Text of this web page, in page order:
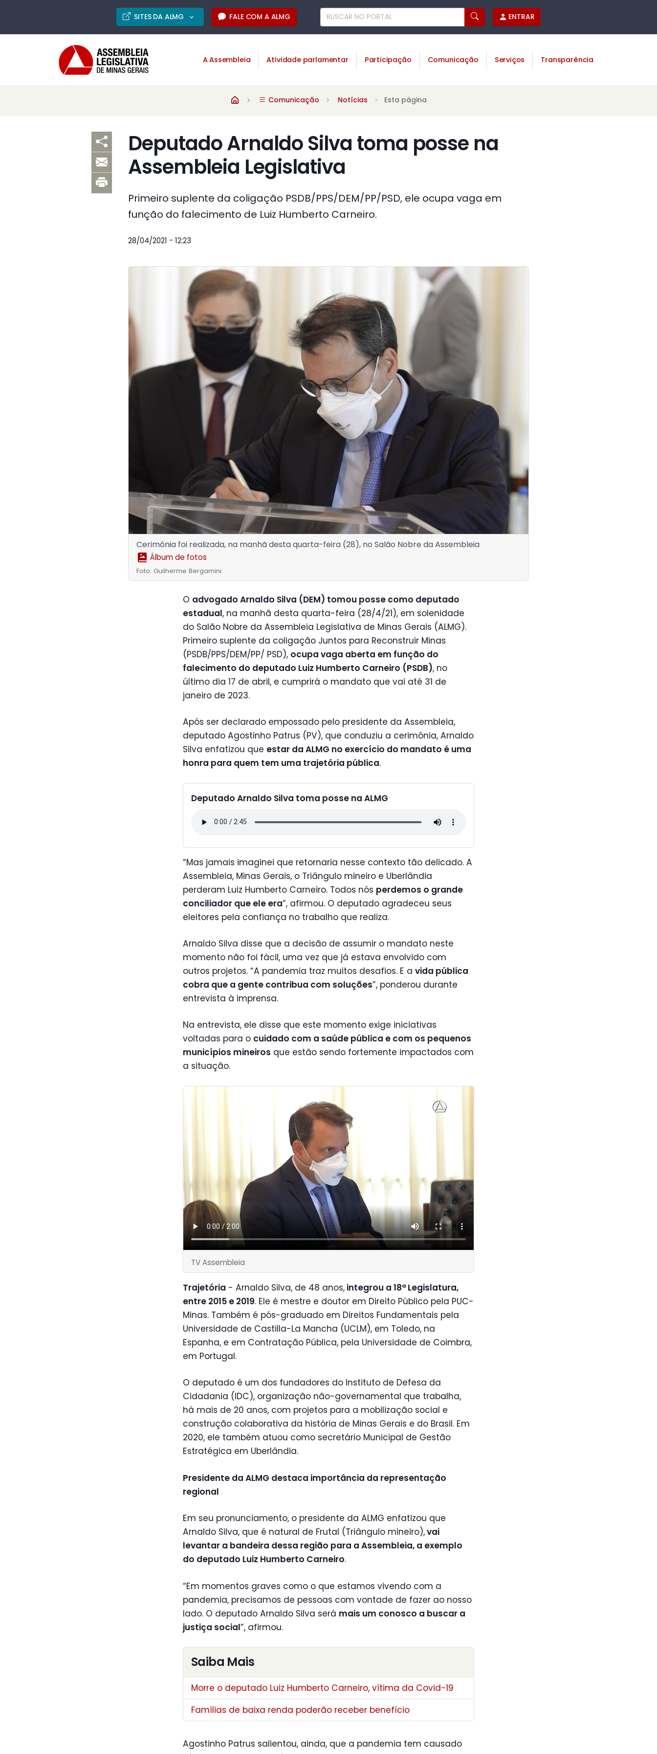
SITES DA ALMG FALE COM A ALMG ENTRAR
A Assembleia Atividade parlamentar Participação Comunicação Serviços Transparência
Comunicação Notícias Esta página
Deputado Arnaldo Silva toma posse na
Assembleia Legislativa
Primeiro suplente da coligação PSDB/PPS/DEM/PP/PSD, ele ocupa vaga em
função do falecimento de Luiz Humberto Carneiro.
28/04/2021 - 12:23
Cerimônia foi realizada, na manhã desta quarta-feira (28), no Salão Nobre da Assembleia
Álbum de fotos
Foto: Guilherme Bergamini
O advogado Arnaldo Silva (DEM) tomou posse como deputado
estadual, na manhã desta quarta-feira (28/4/21), em solenidade
do Salão Nobre da Assembleia Legislativa de Minas Gerais (ALMG).
Primeiro suplente da coligação Juntos para Reconstruir Minas
(PSDB/PPS/DEM/PP/ PSD), ocupa vaga aberta em função do
falecimento do deputado Luiz Humberto Carneiro (PSDB), no
último dia 17 de abril, e cumprirá o mandato que vai até 31 de
janeiro de 2023.
Após ser declarado empossado pelo presidente da Assembleia,
deputado Agostinho Patrus (PV), que conduziu a cerimônia, Arnaldo
Silva enfatizou que estar da ALMG no exercício do mandato é uma
honra para quem tem uma trajetória pública.
Deputado Arnaldo Silva toma posse na ALMG
“Mas jamais imaginei que retornaria nesse contexto tão delicado. A
Assembleia, Minas Gerais, o Triângulo mineiro e Uberlândia
perderam Luiz Humberto Carneiro. Todos nós perdemos o grande
conciliador que ele era”, afirmou. O deputado agradeceu seus
eleitores pela confiança no trabalho que realiza.
Arnaldo Silva disse que a decisão de assumir o mandato neste
momento não foi fácil, uma vez que já estava envolvido com
outros projetos. “A pandemia traz muitos desafios. E a vida pública
cobra que a gente contribua com soluções”, ponderou durante
entrevista à imprensa.
Na entrevista, ele disse que este momento exige iniciativas
voltadas para o cuidado com a saúde pública e com os pequenos
municípios mineiros que estão sendo fortemente impactados com
a situação.
TV Assembleia
Trajetória - Arnaldo Silva, de 48 anos, integrou a 18ª Legislatura,
entre 2015 e 2019. Ele é mestre e doutor em Direito Público pela PUC-
Minas. Também é pós-graduado em Direitos Fundamentais pela
Universidade de Castilla-La Mancha (UCLM), em Toledo, na
Espanha, e em Contratação Pública, pela Universidade de Coimbra,
em Portugal.
O deputado é um dos fundadores do Instituto de Defesa da
Cidadania (IDC), organização não-governamental que trabalha,
há mais de 20 anos, com projetos para a mobilização social e
construção colaborativa da história de Minas Gerais e do Brasil. Em
2020, ele também atuou como secretário Municipal de Gestão
Estratégica em Uberlândia.
Presidente da ALMG destaca importância da representação
regional
Em seu pronunciamento, o presidente da ALMG enfatizou que
Arnaldo Silva, que é natural de Frutal (Triângulo mineiro),vai
levantar a bandeira dessa região para a Assembleia, a exemplo
do deputado Luiz Humberto Carneiro.
“Em momentos graves como o que estamos vivendo com a
pandemia, precisamos de pessoas com vontade de fazer ao nosso
lado. O deputado Arnaldo Silva será mais um conosco a buscar a
justiça social”, afirmou.
Saiba Mais
Morre o deputado Luiz Humberto Carneiro, vítima da Covid-19
Famílias de baixa renda poderão receber benefício
Agostinho Patrus salientou, ainda, que a pandemia tem causado